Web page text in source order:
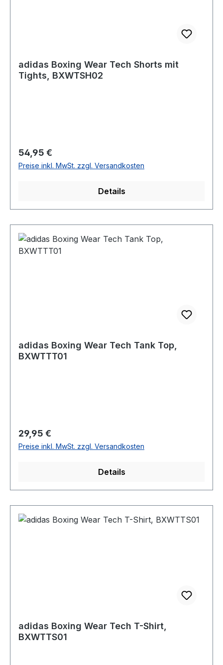
adidas Boxing Wear Tech Shorts mit
Tights, BXWTSH02
Regulärer Preis:
54,95 €
Preise inkl. MwSt. zzgl. Versandkosten
Details
adidas Boxing Wear Tech Tank Top,
BXWTTT01
Regulärer Preis:
29,95 €
Preise inkl. MwSt. zzgl. Versandkosten
Details
adidas Boxing Wear Tech T-Shirt,
BXWTTS01